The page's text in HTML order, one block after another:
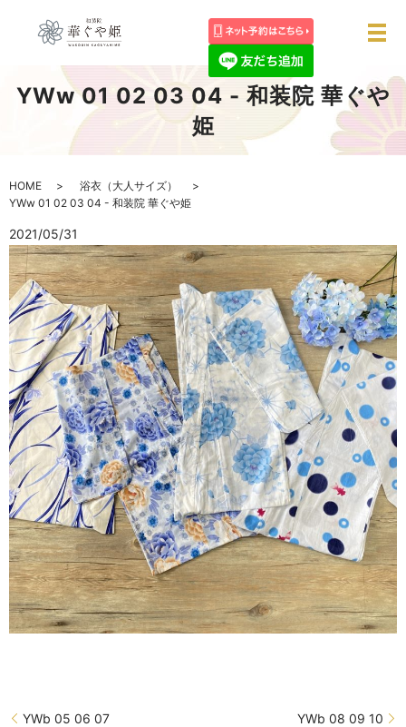
メ
YWw 01 02 03 04 - 和装院 華ぐや
姫
HOME
浴衣（大人サイズ）
YWw 01 02 03 04 - 和装院 華ぐや姫
2021/05/31
YWb 05 06 07 YWb 08 09 10